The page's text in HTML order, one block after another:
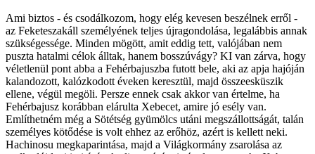
Ami biztos - és csodálkozom, hogy elég kevesen beszélnek erről -
az Feketeszakáll személyének teljes újragondolása, legalábbis annak
szükségessége. Minden mögött, amit eddig tett, valójában nem
puszta hatalmi célok álltak, hanem bosszúvágy? KI van zárva, hogy
véletlenül pont abba a Fehérbajuszba futott bele, aki az apja hajóján
kalandozott, kalózkodott éveken keresztül, majd összeesküszik
ellene, végül megöli. Persze ennek csak akkor van értelme, ha
Fehérbajusz korábban elárulta Xebecet, amire jó esély van.
Említhetném még a Sötétség gyümölcs utáni megszállottságát, talán
személyes kötődése is volt ehhez az erőhöz, azért is kellett neki.
Hachinosu megkaparintása, majd a Világkormány zsarolása az